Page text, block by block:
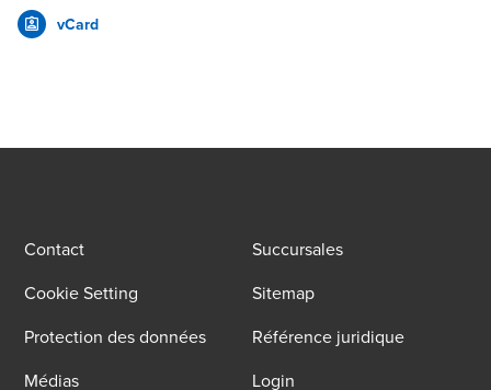
vCard
Contact
Succursales
Cookie Setting
Sitemap
Protection des données
Référence juridique
Médias
Login